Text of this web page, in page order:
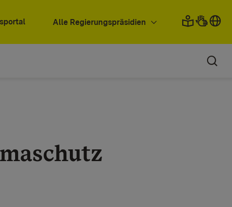
Alle Regierungspräsidien